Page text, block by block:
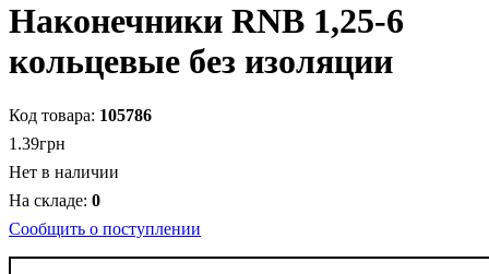
Наконечники RNB 1,25-6
кольцевые без изоляции
105786
1 .39грн
Нет в наличии
0
Сообщить о поступлении